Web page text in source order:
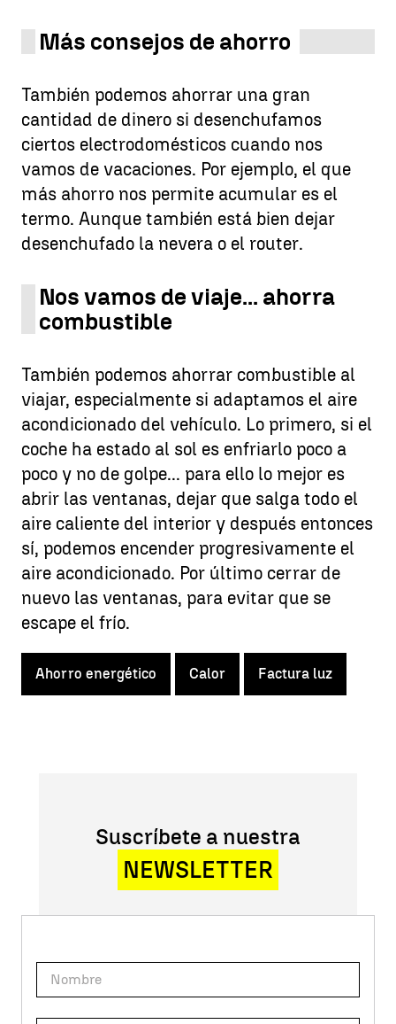
Más consejos de ahorro
También podemos ahorrar una gran
cantidad de dinero si desenchufamos
ciertos electrodomésticos cuando nos
vamos de vacaciones. Por ejemplo, el que
más ahorro nos permite acumular es el
termo. Aunque también está bien dejar
desenchufado la nevera o el router.
Nos vamos de viaje... ahorra
combustible
También podemos ahorrar combustible al
viajar, especialmente si adaptamos el aire
acondicionado del vehículo. Lo primero, si el
coche ha estado al sol es enfriarlo poco a
poco y no de golpe... para ello lo mejor es
abrir las ventanas, dejar que salga todo el
aire caliente del interior y después entonces
sí, podemos encender progresivamente el
aire acondicionado. Por último cerrar de
nuevo las ventanas, para evitar que se
escape el frío.
Ahorro energético Calor Factura luz
Suscríbete a nuestra
NEWSLETTER